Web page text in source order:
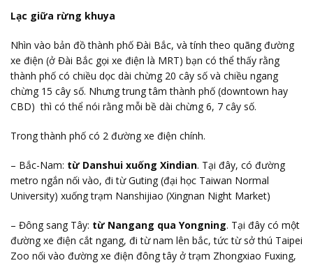
Lạc giữa rừng khuya
Nhìn vào bản đồ thành phố Đài Bắc, và tính theo quãng đường
xe điện (ở Đài Bắc gọi xe điện là MRT) bạn có thể thấy rằng
thành phố có chiều dọc dài chừng 20 cây số và chiều ngang
chừng 15 cây số. Nhưng trung tâm thành phố (downtown hay
CBD) thì có thể nói rằng mỗi bề dài chừng 6, 7 cây số.
Trong thành phố có 2 đường xe điện chính.
– Bắc-Nam: từ Danshui xuống Xindian. Tại đây, có đường
metro ngắn nối vào, đi từ Guting (đại học Taiwan Normal
University) xuống trạm Nanshijiao (Xingnan Night Market)
– Đông sang Tây: từ Nangang qua Yongning. Tại đây có một
đường xe điện cắt ngang, đi từ nam lên bắc, tức từ sở thú Taipei
Zoo nối vào đường xe điện đông tây ở trạm Zhongxiao Fuxing,